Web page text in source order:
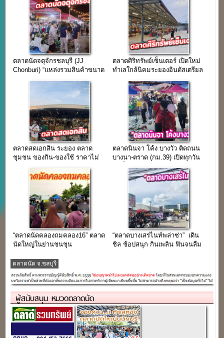
ตลาดนัดจตุจักรชลบุรี (JJ
Chonburi) “แหล่งรวมสินค้าขนาด
ตลาดศิริทรัพย์เซ็นเตอร์ เปิดใหม่
ทำเลใกล้นิคมระยองอินดัสเตรียล
ตลาดสดเอกสิน ระยอง ตลาด
ชุมชน ของกิน-ของใช้ ราคาไม่
แพง ติด ถ.สุขุมวิท(รายวัน 80-
100 บาท)
ตลาดนินจา โค้ง บางวัว ติดถนน
บางนา-ตราด (กม.39) เปิดทุกวัน
“ตลาดนัดคลองถมคลอง16” ตลาด
นัดใหญ่ในย่านชนชุน
“ตลาดบางเสร่ไนท์พล่าซ่า” เดิน
ชิล ช้อปสนุก กินเพลิน ฟินจนลืม
ตลาดนัด จ.ชลบุรี
ผู้สนับสนุน หมวดตลาดนัด